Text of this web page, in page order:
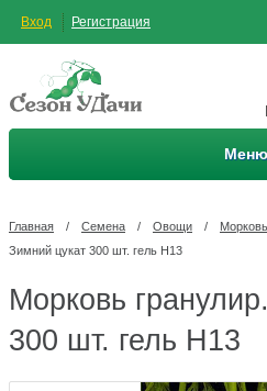
Вход Регистрация
Меню
Главная / Семена / Овощи / Морковь
Зимний цукат 300 шт. гель Н13
Морковь
300 шт. гель Н13